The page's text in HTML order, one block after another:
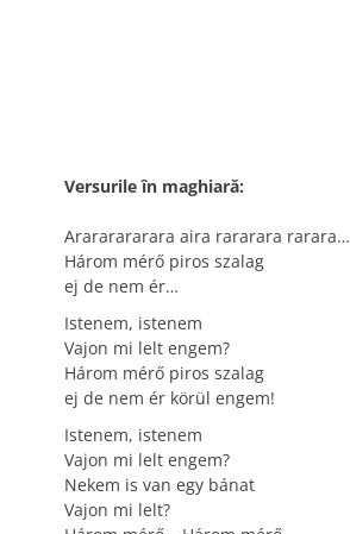
Versurile în maghiară:
Arararararara aira rararara rarara…
Három mérő piros szalag
ej de nem ér…
Istenem, istenem
Vajon mi lelt engem?
Három mérő piros szalag
ej de nem ér körül engem!
Istenem, istenem
Vajon mi lelt engem?
Nekem is van egy bánat
Vajon mi lelt?